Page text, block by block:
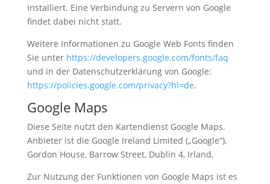
installiert. Eine Verbindung zu Servern von Google
findet dabei nicht statt.
Weitere Informationen zu Google Web Fonts finden
Sie unter https://developers.google.com/fonts/faq
und in der Datenschutzerklärung von Google:
https://policies.google.com/privacy?hl=de.
Google Maps
Diese Seite nutzt den Kartendienst Google Maps.
Anbieter ist die Google Ireland Limited („Google“),
Gordon House, Barrow Street, Dublin 4, Irland.
Zur Nutzung der Funktionen von Google Maps ist es